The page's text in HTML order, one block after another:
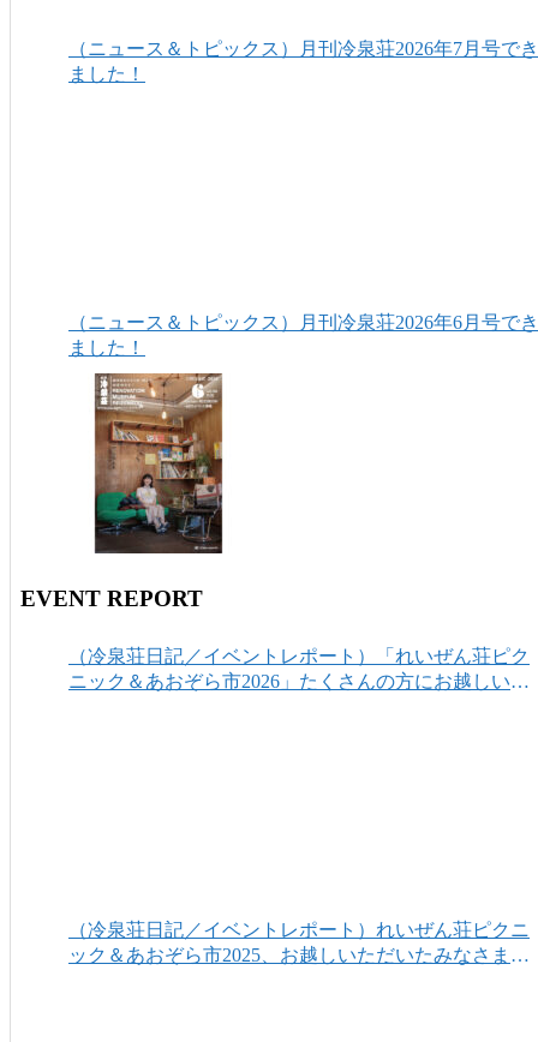
（ニュース＆トピックス）月刊冷泉荘2026年7月号でき
ました！
（ニュース＆トピックス）月刊冷泉荘2026年6月号でき
ました！
EVENT REPORT
（冷泉荘日記／イベントレポート）「れいぜん荘ピク
ニック＆あおぞら市2026」たくさんの方にお越しいた
（冷泉荘日記／イベントレポート）れいぜん荘ピクニ
ック＆あおぞら市2025、お越しいただいたみなさまあ